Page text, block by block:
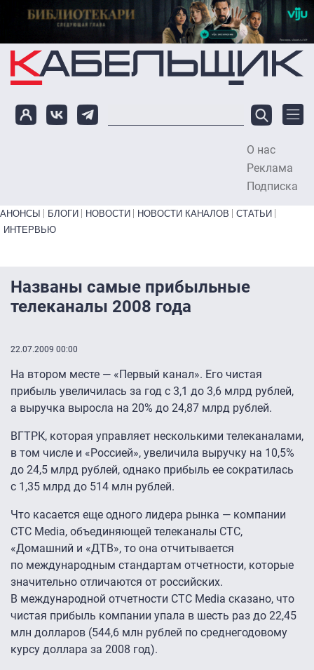
Перейти к основному содержанию
О нас
Реклама
Подписка
Primary links bottom
АНОНСЫ БЛОГИ НОВОСТИ НОВОСТИ КАНАЛОВ
СТАТЬИ
ИНТЕРВЬЮ
Названы самые прибыльные
телеканалы 2008 года
22.07.2009 00:00
На втором месте — «Первый канал». Его чистая
прибыль увеличилась за год с 3,1 до 3,6 млрд рублей,
а выручка выросла на 20% до 24,87 млрд рублей.
ВГТРК, которая управляет несколькими телеканалами,
в том числе и «Россией», увеличила выручку на 10,5%
до 24,5 млрд рублей, однако прибыль ее сократилась
с 1,35 млрд до 514 млн рублей.
Что касается еще одного лидера рынка — компании
CTC Media, объединяющей телеканалы СТС,
«Домашний и «ДТВ», то она отчитывается
по международным стандартам отчетности, которые
значительно отличаются от российских.
В международной отчетности CTC Media сказано, что
чистая прибыль компании упала в шесть раз до 22,45
млн долларов (544,6 млн рублей по среднегодовому
курсу доллара за 2008 год).